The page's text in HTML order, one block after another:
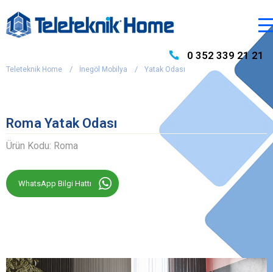
0 352 339 21 21
Teleteknik Home İnegöl Mobilya Yatak Odası
Roma Yatak Odası
Ürün Kodu: Roma
WhatsApp Bilgi Hattı